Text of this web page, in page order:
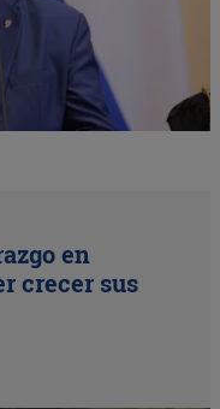
en
crecer sus